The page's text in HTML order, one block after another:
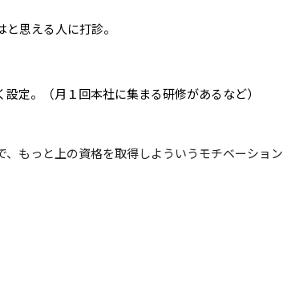
思える人に打診。
定。（月１回本社に集まる研修があるなど）
もっと上の資格を取得しよういうモチベーション